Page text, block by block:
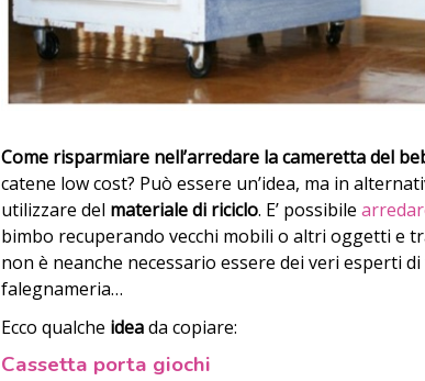
Come risparmiare nell’arredare la cameretta del
catene low cost? Può essere un’idea, ma in
utilizzare del materiale di riciclo. E’ possibile
bimbo recuperando vecchi mobili o altri oggetti e
non è neanche necessario essere dei veri esperti di
falegnameria…
Ecco qualche ideada copiare:
Cassetta porta giochi